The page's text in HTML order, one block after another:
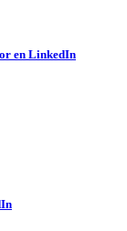
en LinkedIn